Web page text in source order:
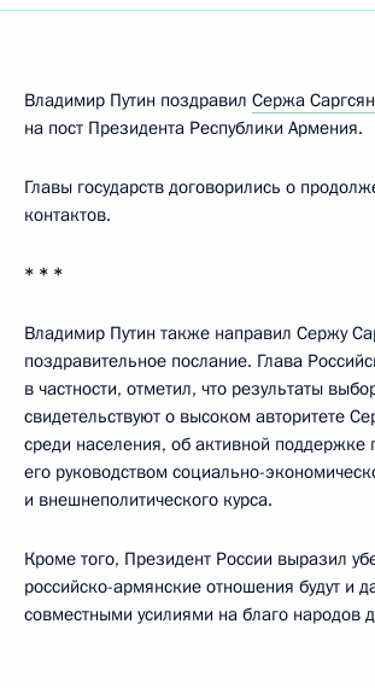
Владимир Путин поздравил Сержа
на пост Президента Республики Армения.
Главы государств договорились о
контактов.
* * *
Владимир Путин также направил Сержу
поздравительное послание. Глава
в частности, отметил, что результаты
свидетельствуют о высоком авторитете
среди населения, об активной поддержке
его руководством социально-
и внешнеполитического курса.
Кроме того, Президент России выразил
российско-армянские отношения будут и
совместными усилиями на благо народов